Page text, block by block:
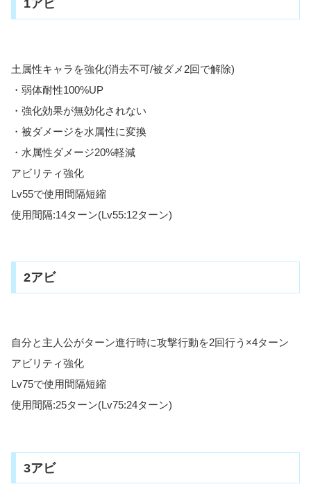
1アビ
土属性キャラを強化(消去不可/被ダメ2回で解除)
・弱体耐性100%UP
・強化効果が無効化されない
・被ダメージを水属性に変換
・水属性ダメージ20%軽減
アビリティ強化
Lv55で使用間隔短縮
使用間隔:14ターン(Lv55:12ターン)
2アビ
自分と主人公がターン進行時に攻撃行動を2回行う×4ターン
アビリティ強化
Lv75で使用間隔短縮
使用間隔:25ターン(Lv75:24ターン)
3アビ